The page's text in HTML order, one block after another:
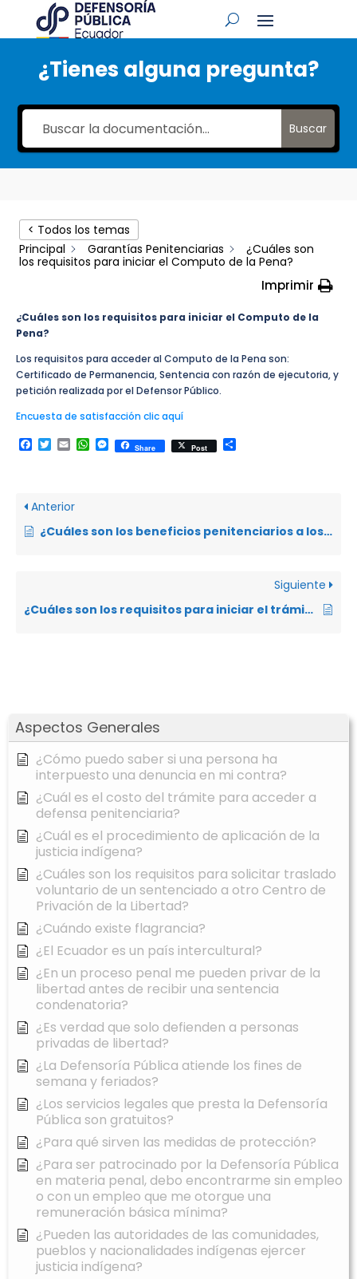
¿Tienes alguna pregunta?
Buscar
Aspectos Generales
¿Cómo puedo saber si una persona ha
interpuesto una denuncia en mi contra?
¿Cuál es el costo del trámite para acceder a
defensa penitenciaria?
¿Cuál es el procedimiento de aplicación de la
justicia indígena?
¿Cuáles son los requisitos para solicitar traslado
voluntario de un sentenciado a otro Centro de
Privación de la Libertad?
¿Cuándo existe flagrancia?
¿El Ecuador es un país intercultural?
¿En un proceso penal me pueden privar de la
libertad antes de recibir una sentencia
condenatoria?
¿Es verdad que solo defienden a personas
privadas de libertad?
¿La Defensoría Pública atiende los fines de
semana y feriados?
¿Los servicios legales que presta la Defensoría
Pública son gratuitos?
¿Para qué sirven las medidas de protección?
¿Para ser patrocinado por la Defensoría Pública
en materia penal, debo encontrarme sin empleo
o con un empleo que me otorgue una
remuneración básica mínima?
¿Pueden las autoridades de las comunidades,
pueblos y nacionalidades indígenas ejercer
justicia indígena?
< Todos los temas
Principal
Garantías Penitenciarias
¿Cuáles son
los requisitos para iniciar el Computo de la Pena?
Imprimir
¿Cuáles son los requisitos para iniciar el Computo de la
Pena?
Los requisitos para acceder al Computo de la Pena son:
Certificado de Permanencia, Sentencia con razón de ejecutoria, y
petición realizada por el Defensor Público.
Encuesta de satisfacción clic aquí
Facebook
Twitter
EmailWhatsApp
Messenger
Share Post
Anterior
¿Cuáles son los beneficios penitenciarios a los que tienen derecho las personas privadas de libertad?
Siguiente
¿Cuáles son los requisitos para iniciar el trámite del Régimen Semiabierto?